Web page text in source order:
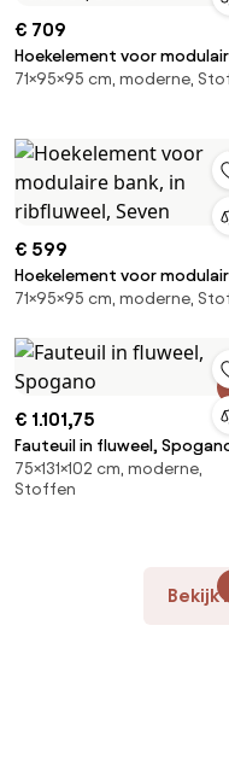
€ 709
Hoekelement voor
bank, in badstof, Seven
71×95×95 cm, moderne,
€ 599
Hoekelement voor
bank, in ribfluweel, Seven
71×95×95 cm, moderne,
€ 1.101,75
Fauteuil in fluweel,
75×131×102 cm, moderne,
Stoffen
Bekijk